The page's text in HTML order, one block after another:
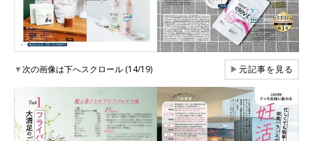
▼次の画像は下へスクロール (14/19) ▶元記事を見る